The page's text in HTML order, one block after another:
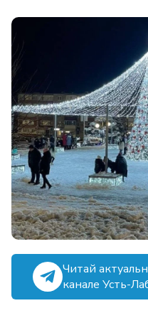
Читай
канале Усть-